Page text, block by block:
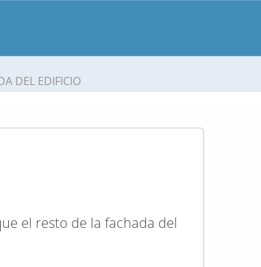
DEL EDIFICIO
el resto de la fachada del